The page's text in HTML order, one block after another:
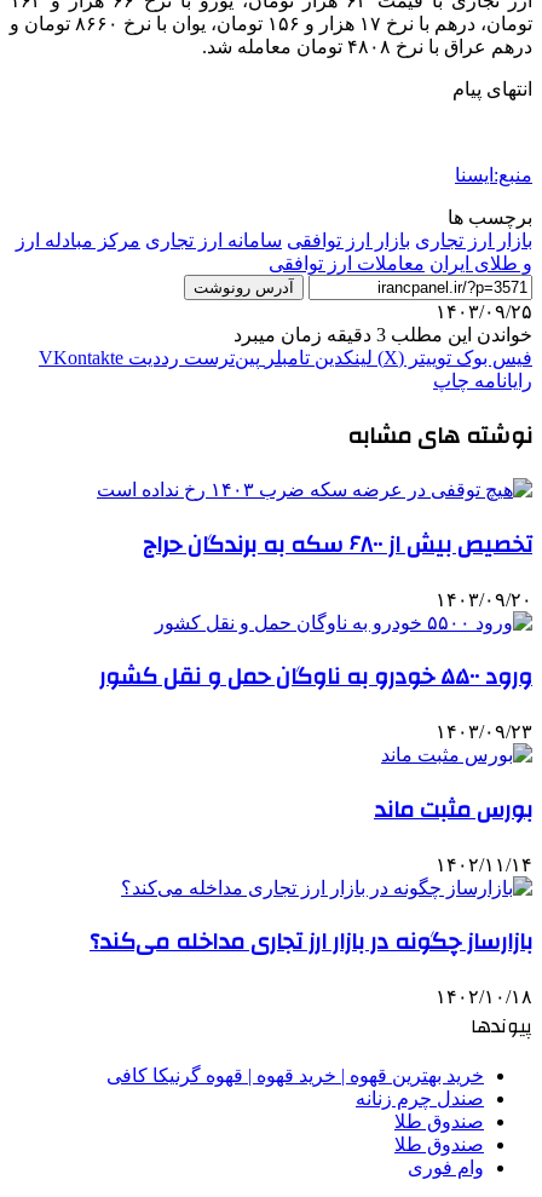
تومان، درهم با نرخ ۱۷ هزار و ۱۵۶ تومان، یوان با نرخ ۸۶۶۰ تومان و
درهم عراق با نرخ ۴۸۰۸ تومان معامله شد.
انتهای پیام
منبع:ایسنا
برچسب ها
بازار ارز تجاری بازار ارز توافقی سامانه ارز تجاری مرکز مبادله ارز
و طلای ایران معاملات ارز توافقی
آدرس رونوشت
۱۴۰۳/۰۹/۲۵
خواندن این مطلب 3 دقیقه زمان میبرد
فیس بوک توییتر (X) لینکدین ‫تامبلر ‫پین‌ترست ‫رددیت ‫VKontakte
رایانامه چاپ
نوشته های مشابه
تخصیص بیش از ۶۸۰۰ سکه به برندگان حراج
۱۴۰۳/۰۹/۲۰
ورود ۵۵۰۰ خودرو به ناوگان حمل و نقل کشور
۱۴۰۳/۰۹/۲۳
بورس مثبت ماند
۱۴۰۲/۱۱/۱۴
بازارساز چگونه در بازار ارز تجاری مداخله می‌کند؟
۱۴۰۲/۱۰/۱۸
پیوندها
خرید بهترین قهوه | خرید قهوه | قهوه گرنیکا کافی
صندل چرم زنانه
صندوق طلا
صندوق طلا
وام فوری